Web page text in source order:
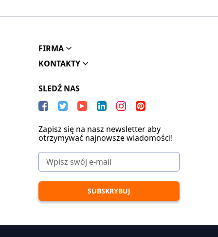
FIRMA
KONTAKTY
SLEDŹ NAS
Zapisz się na nasz newsletter aby
otrzymywać najnowsze wiadomości!